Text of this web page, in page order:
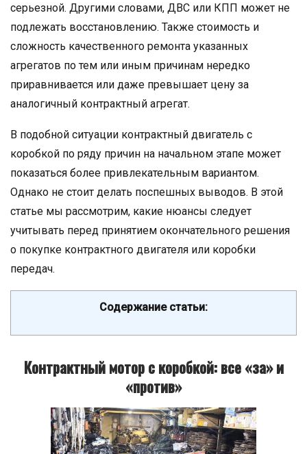
серьезной. Другими словами, ДВС или КПП может не
подлежать восстановлению. Также стоимость и
сложность качественного ремонта указанных
агрегатов по тем или иным причинам нередко
приравнивается или даже превышает цену за
аналогичный контрактный агрегат.
В подобной ситуации контрактный двигатель с
коробкой по ряду причин на начальном этапе может
показаться более привлекательным вариантом.
Однако не стоит делать поспешных выводов. В этой
статье мы рассмотрим, какие нюансы следует
учитывать перед принятием окончательного решения
о покупке контрактного двигателя или коробки
передач.
Содержание статьи:
Контрактный мотор с коробкой: все «за» и
«против»